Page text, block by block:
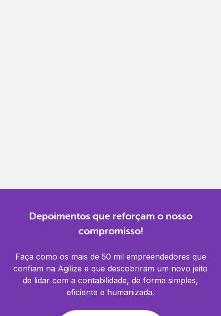
Depoimentos que reforçam o nosso
compromisso!
Faça como os mais de 50 mil empreendedores que
confiam na Agilize e que descobriram um novo jeito
de lidar com a contabilidade, de forma simples,
eficiente e humanizada.